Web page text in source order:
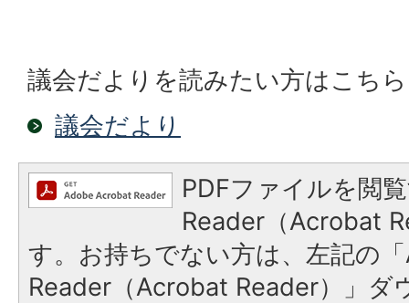
議会だよりを読みたい方はこちら
議会だより
PDFファイルを閲
Reader（Acrobat
す。お持ちでない方は、左記の
Reader（Acrobat Reader）」ダ